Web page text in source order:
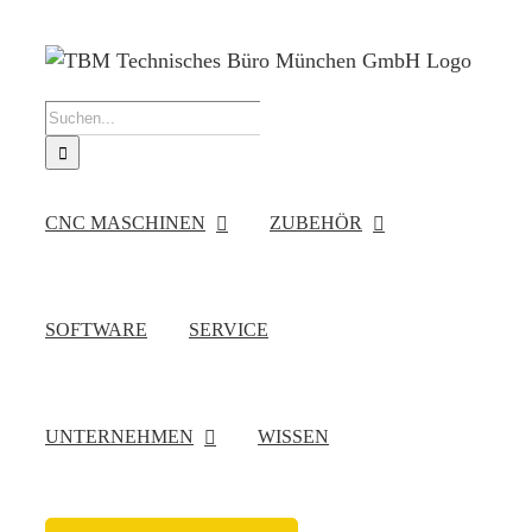
Inhalt
Suche
nach:
CNC MASCHINEN ZUBEHÖR
SOFTWARE SERVICE
UNTERNEHMEN WISSEN